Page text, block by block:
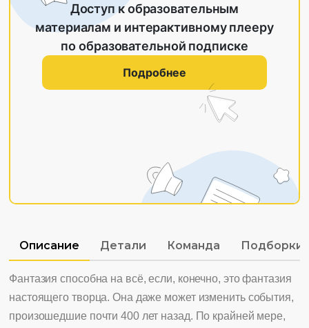
Доступ к образовательным
материалам и интерактивному плееру
по образовательной подписке
Подробнее
Описание Детали Команда Подборки
Фантазия способна на всё, если, конечно, это фантазия
настоящего творца. Она даже может изменить события,
произошедшие почти 400 лет назад. По крайней мере,